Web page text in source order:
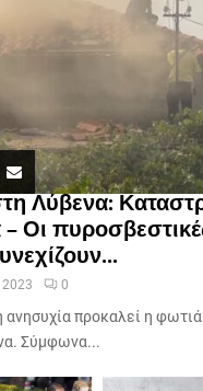
Λύβενα:
– Οι
2023 0
ανησυχία προκαλεί η
Σύμφωνα...